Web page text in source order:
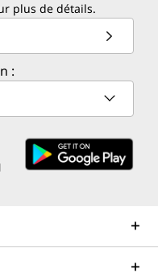
plus de détails.
: